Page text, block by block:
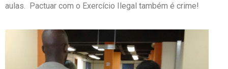
aulas. Pactuar com o Exercício Ilegal também é crime!